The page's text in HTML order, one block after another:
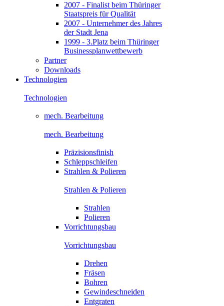
2007 - Finalist beim Thüringer
Staatspreis für Qualität
2007 - Unternehmer des Jahres
der Stadt Jena
1999 - 3.Platz beim Thüringer
Businessplanwettbewerb
Partner
Downloads
Technologien
Technologien
mech. Bearbeitung
mech. Bearbeitung
Präzisionsfinish
Schleppschleifen
Strahlen & Polieren
Strahlen & Polieren
Strahlen
Polieren
Vorrichtungsbau
Vorrichtungsbau
Drehen
Fräsen
Bohren
Gewindeschneiden
Entgraten